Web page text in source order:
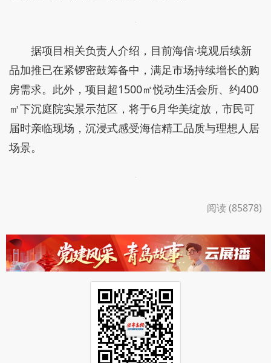
据项目相关负责人介绍，目前海信·境观后续新
品加推已在紧锣密鼓筹备中，满足市场持续增长的购
房需求。此外，项目超1500㎡悦动生活会所、约400
㎡下沉庭院实景示范区，将于6月华美绽放，市民可
届时亲临现场，沉浸式感受海信精工品质与理想人居
场景。
阅读 (85878)